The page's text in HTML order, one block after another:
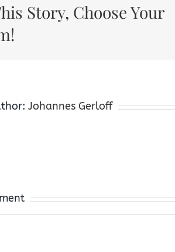
Story, Choose Your
Johannes Gerloff